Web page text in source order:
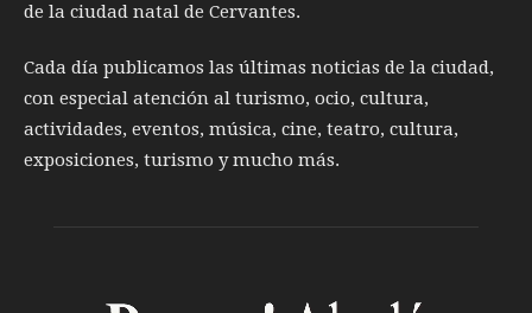
de la ciudad natal de Cervantes.
Cada día publicamos las últimas noticias de la ciudad,
con especial atención al turismo, ocio, cultura,
actividades, eventos, música, cine, teatro, cultura,
exposiciones, turismo y mucho más.